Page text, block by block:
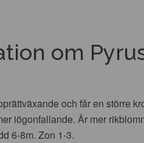
om
och får en större
iögonfallande. Är mer
6-8m. Zon 1-3.